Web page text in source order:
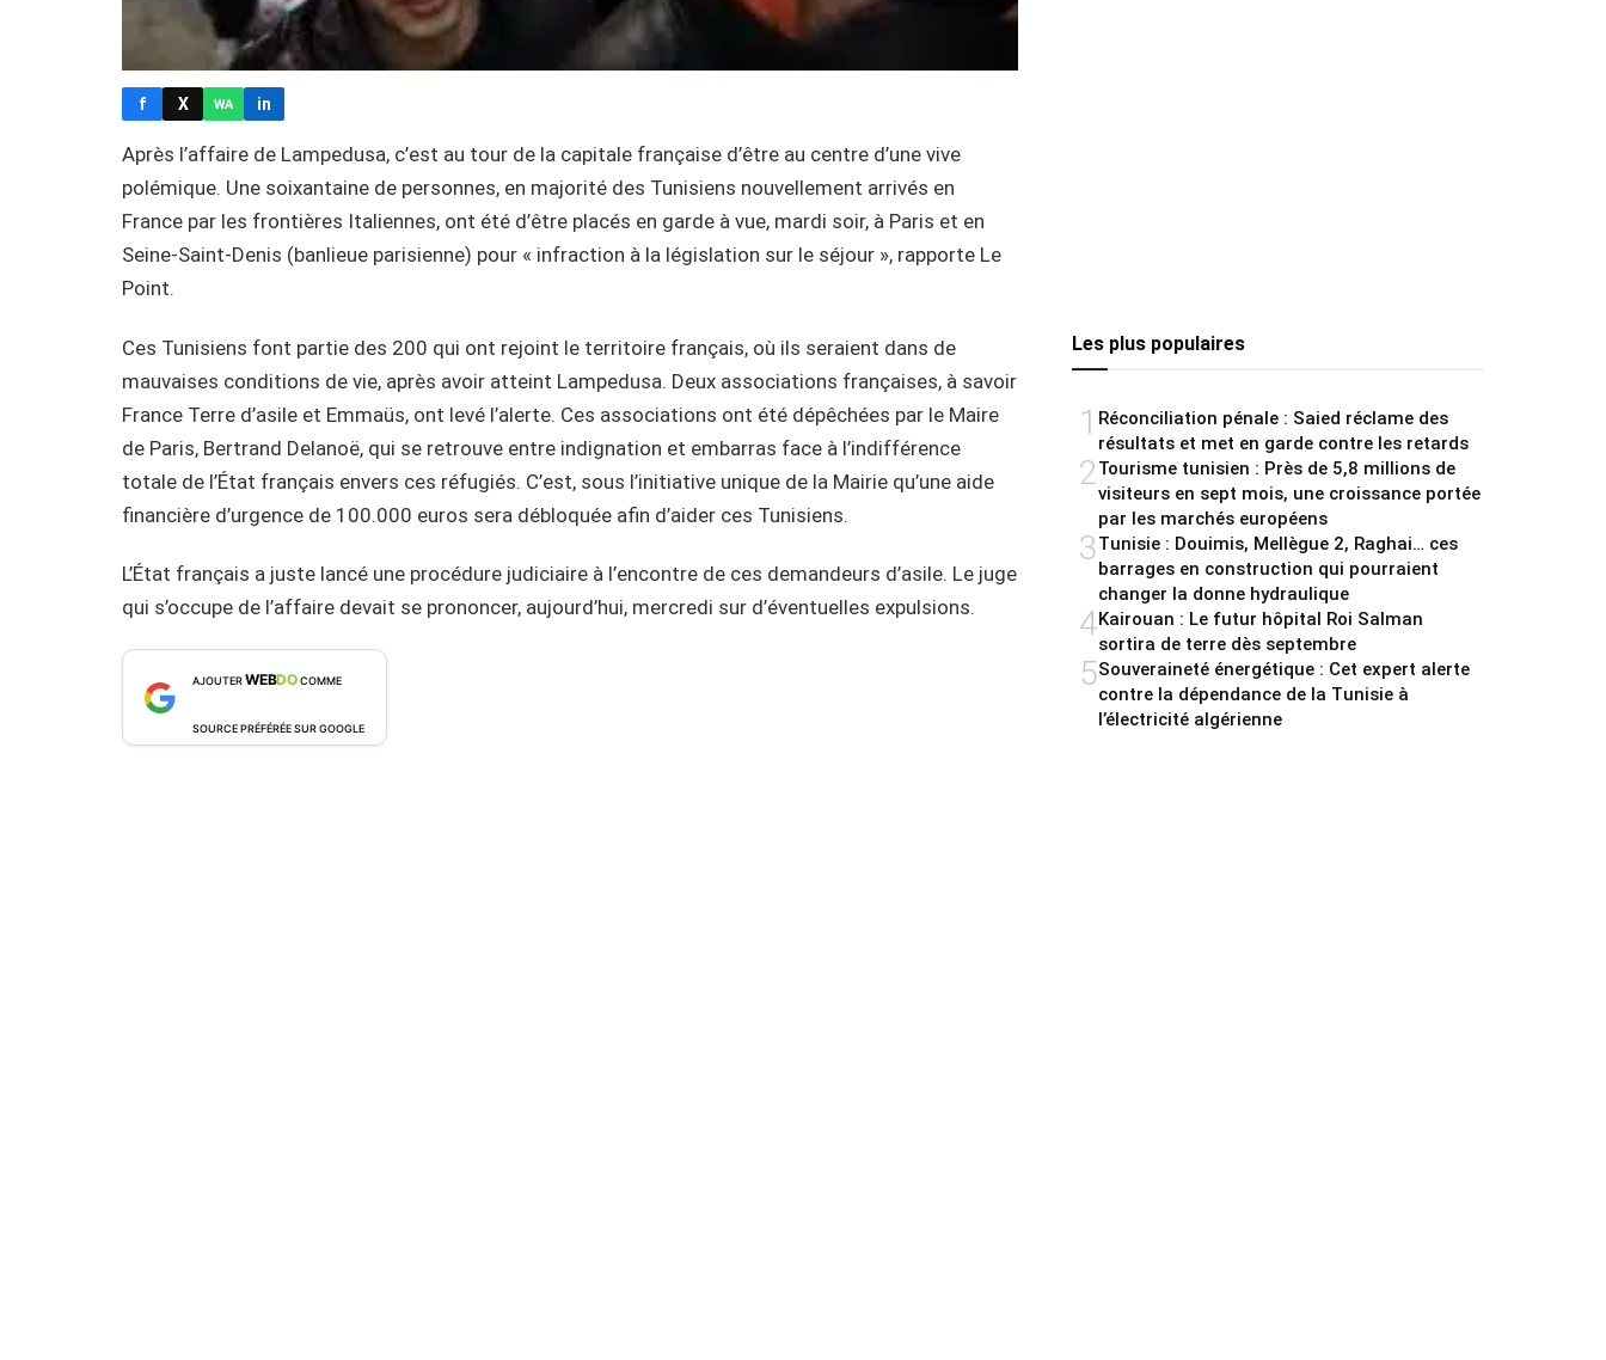
f X WA in
Après l’affaire de Lampedusa, c’est au tour de la capitale française d’être au centre d’une vive
polémique. Une soixantaine de personnes, en majorité des Tunisiens nouvellement arrivés en
France par les frontières Italiennes, ont été d’être placés en garde à vue, mardi soir, à Paris et en
Seine-Saint-Denis (banlieue parisienne) pour « infraction à la législation sur le séjour », rapporte Le
Point.
Ces Tunisiens font partie des 200 qui ont rejoint le territoire français, où ils seraient dans de
mauvaises conditions de vie, après avoir atteint Lampedusa. Deux associations françaises, à savoir
France Terre d’asile et Emmaüs, ont levé l’alerte. Ces associations ont été dépêchées par le Maire
de Paris, Bertrand Delanoë, qui se retrouve entre indignation et embarras face à l’indifférence
totale de l’État français envers ces réfugiés. C’est, sous l’initiative unique de la Mairie qu’une aide
financière d’urgence de 100.000 euros sera débloquée afin d’aider ces Tunisiens.
L’État français a juste lancé une procédure judiciaire à l’encontre de ces demandeurs d’asile. Le juge
qui s’occupe de l’affaire devait se prononcer, aujourd’hui, mercredi sur d’éventuelles expulsions.
AJOUTERWEBDOCOMME
SOURCE PRÉFÉRÉE SUR GOOGLE
Les plus populaires
1 Réconciliation pénale : Saied réclame des
résultats et met en garde contre les retards
2Tourisme tunisien : Près de 5,8 millions de
visiteurs en sept mois, une croissance portée
par les marchés européens
3Tunisie : Douimis, Mellègue 2, Raghai… ces
barrages en construction qui pourraient
changer la donne hydraulique
4Kairouan : Le futur hôpital Roi Salman
sortira de terre dès septembre
5Souveraineté énergétique : Cet expert alerte
contre la dépendance de la Tunisie à
l’électricité algérienne